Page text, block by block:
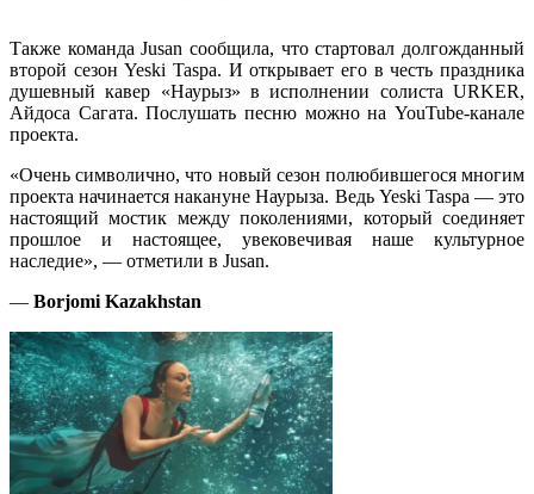
Также команда Jusan сообщила, что стартовал долгожданный
второй сезон Yeski Taspa. И открывает его в честь праздника
душевный кавер «Наурыз» в исполнении солиста URKER,
Айдоса Сагата. Послушать песню можно на YouTube-канале
проекта.
«Очень символично, что новый сезон полюбившегося многим
проекта начинается накануне Наурыза. Ведь Yeski Taspa — это
настоящий мостик между поколениями, который соединяет
прошлое и настоящее, увековечивая наше культурное
наследие», — отметили в Jusan.
— Borjomi Kazakhstan